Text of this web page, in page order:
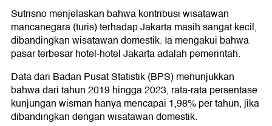
Sutrisno menjelaskan bahwa kontribusi wisatawan
mancanegara (turis) terhadap Jakarta masih sangat kecil,
dibandingkan wisatawan domestik. Ia mengakui bahwa
pasar terbesar hotel-hotel Jakarta adalah pemerintah.
Data dari Badan Pusat Statistik (BPS) menunjukkan
bahwa dari tahun 2019 hingga 2023, rata-rata persentase
kunjungan wisman hanya mencapai 1,98% per tahun, jika
dibandingkan dengan wisatawan domestik.